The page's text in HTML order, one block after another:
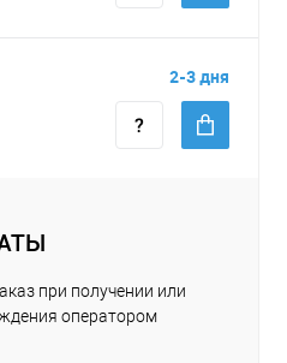
2-3 дня
при получении или
оператором